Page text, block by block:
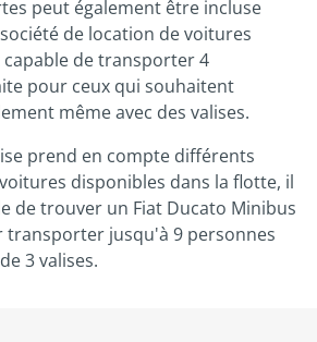
peut également être incluse
de location de voitures
de transporter 4
pour ceux qui souhaitent
même avec des valises.
prend en compte différents
disponibles dans la flotte, il
de trouver un Fiat Ducato Minibus
transporter jusqu'à 9 personnes
3 valises.